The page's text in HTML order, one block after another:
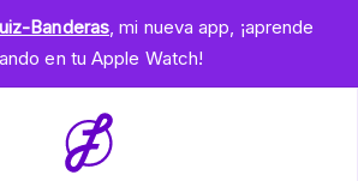
Banderas, mi nueva app, ¡aprende
en tu Apple Watch!